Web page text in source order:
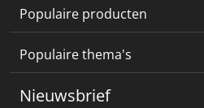
Populaire producten
Populaire thema's
Nieuwsbrief